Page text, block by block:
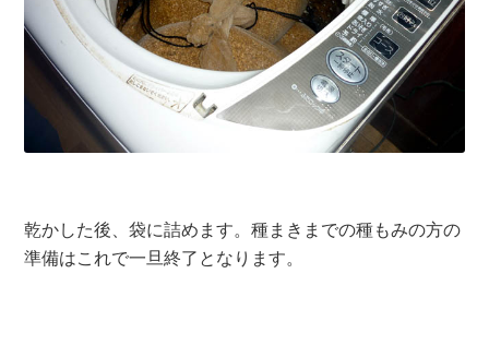
乾かした後、袋に詰めます。種まきまでの種もみの方の
準備はこれで一旦終了となります。